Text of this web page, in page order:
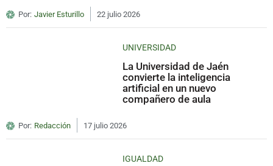
Por: Javier Esturillo 22 julio 2026
UNIVERSIDAD
La Universidad de Jaén
convierte la inteligencia
artificial en un nuevo
compañero de aula
Por: Redacción 17 julio 2026
IGUALDAD